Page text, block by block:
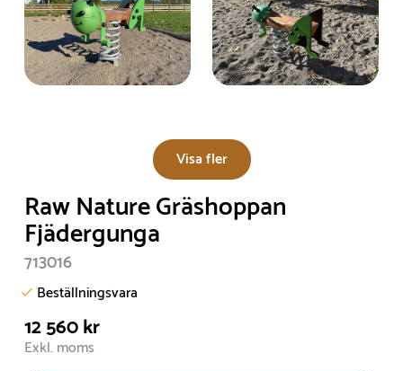
Visa fler
Raw Nature Gräshoppan
Fjädergunga
713016
Beställningsvara
12 560 kr
Exkl. moms